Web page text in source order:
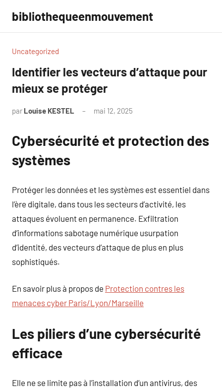
contenu
bibliothequeenmouvement
Uncategorized
Identifier les vecteurs d’attaque pour
mieux se protéger
par Louise KESTEL mai 12, 2025
Cybersécurité et protection des
systèmes
Protéger les données et les systèmes est essentiel dans
l’ère digitale, dans tous les secteurs d’activité, les
attaques évoluent en permanence. Exfiltration
d’informations sabotage numérique usurpation
d’identité, des vecteurs d’attaque de plus en plus
sophistiqués.
En savoir plus à propos de Protection contres les
menaces cyber Paris/Lyon/Marseille
Les piliers d’une cybersécurité
efficace
Elle ne se limite pas à l’installation d’un antivirus, des